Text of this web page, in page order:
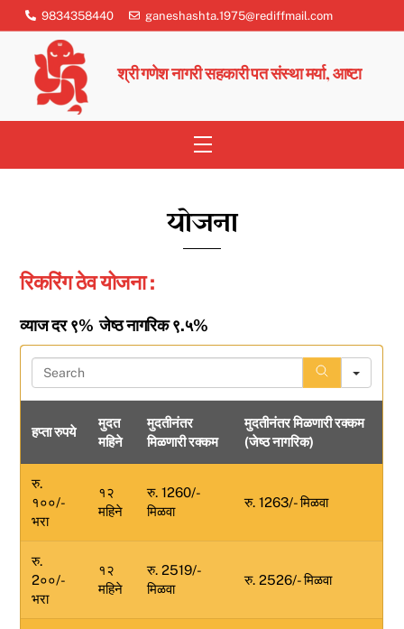
Skip
to
content
9834358440 ganeshashta.1975@rediffmail.com
श्री गणेश नागरी सहकारी पत संस्था मर्या, आष्टा
Menu
योजना
रिकरिंग ठेव योजना :
व्याज दर ९% जेष्ठ नागरिक ९.५%
e
a
h
हप्ता रुपये
मुदत
महिने
मुदतीनंतर
मिळणारी रक्कम
मुदतीनंतर मिळणारी रक्कम
(जेष्ठ नागरिक)
रु.
१००/-
भरा
१२
महिने
रु. 1260/-
मिळवा
रु. 1263/- मिळवा
रु.
2००/-
भरा
१२
महिने
रु. 2519/-
मिळवा
रु. 2526/- मिळवा